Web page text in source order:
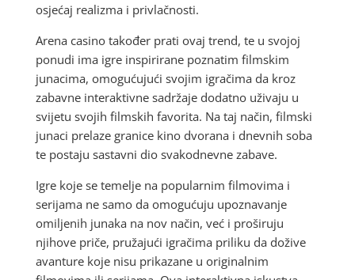
osjećaj realizma i privlačnosti.
Arena casino također prati ovaj trend, te u svojoj
ponudi ima igre inspirirane poznatim filmskim
junacima, omogućujući svojim igračima da kroz
zabavne interaktivne sadržaje dodatno uživaju u
svijetu svojih filmskih favorita. Na taj način, filmski
junaci prelaze granice kino dvorana i dnevnih soba
te postaju sastavni dio svakodnevne zabave.
Igre koje se temelje na popularnim filmovima i
serijama ne samo da omogućuju upoznavanje
omiljenih junaka na nov način, već i proširuju
njihove priče, pružajući igračima priliku da dožive
avanture koje nisu prikazane u originalnim